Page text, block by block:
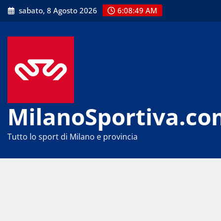
Skip
to
sabato, 8 Agosto 2026 6:08:49 AM
Tutto lo sport di Milano e provincia